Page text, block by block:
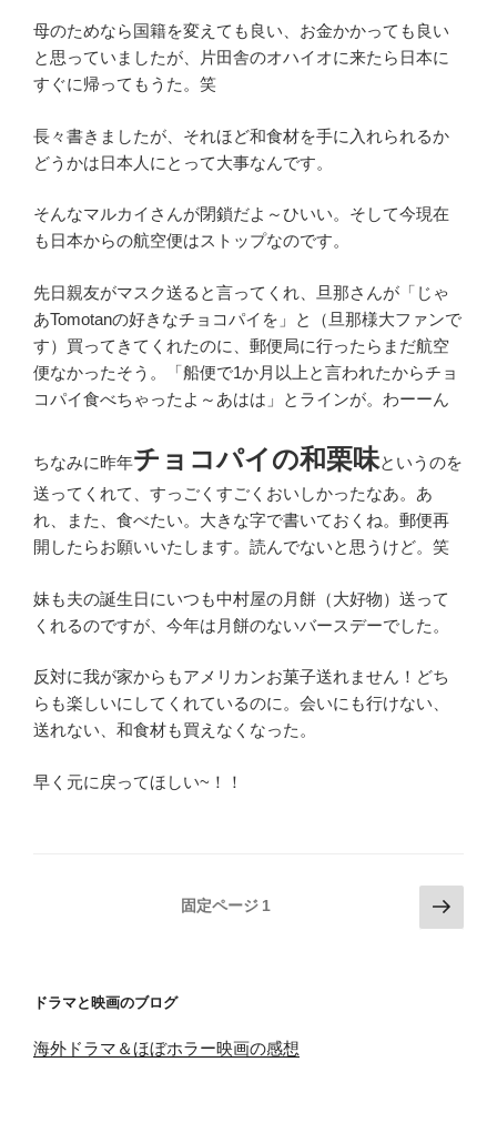
母のためなら国籍を変えても良い、お金かかっても良い
と思っていましたが、片田舎のオハイオに来たら日本に
すぐに帰ってもうた。笑
長々書きましたが、それほど和食材を手に入れられるか
どうかは日本人にとって大事なんです。
そんなマルカイさんが閉鎖だよ～ひいい。そして今現在
も日本からの航空便はストップなのです。
先日親友がマスク送ると言ってくれ、旦那さんが「じゃ
あTomotanの好きなチョコパイを」と（旦那様大ファンで
す）買ってきてくれたのに、郵便局に行ったらまだ航空
便なかったそう。「船便で1か月以上と言われたからチョ
コパイ食べちゃったよ～あはは」とラインが。わーーん
ちなみに昨年チョコパイの和栗味というのを
送ってくれて、すっごくすごくおいしかったなあ。あ
れ、また、食べたい。大きな字で書いておくね。郵便再
開したらお願いいたします。読んでないと思うけど。笑
妹も夫の誕生日にいつも中村屋の月餅（大好物）送って
くれるのですが、今年は月餅のないバースデーでした。
反対に我が家からもアメリカンお菓子送れません！どち
らも楽しいにしてくれているのに。会いにも行けない、
送れない、和食材も買えなくなった。
早く元に戻ってほしい~！！
ペ
ジ
固定ページ 1
次
の
ドラマと映画のブログ
海外ドラマ＆ほぼホラー映画の感想